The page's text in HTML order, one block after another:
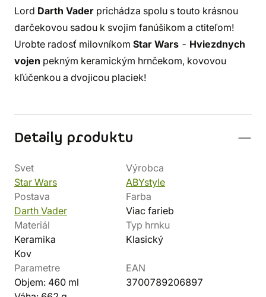
Lord Darth Vader prichádza spolu s touto krásnou
darčekovou sadou k svojim fanúšikom a ctiteľom!
Urobte radosť milovníkom Star Wars - Hviezdnych
vojen pekným keramickým hrnčekom, kovovou
kľúčenkou a dvojicou placiek!
Detaily produktu
Svet
Star Wars
Výrobca
ABYstyle
Postava
Darth Vader
Farba
Viac farieb
Materiál
Keramika
Kov
Typ hrnku
Klasický
Parametre
Objem: 460 ml
EAN
3700789206897